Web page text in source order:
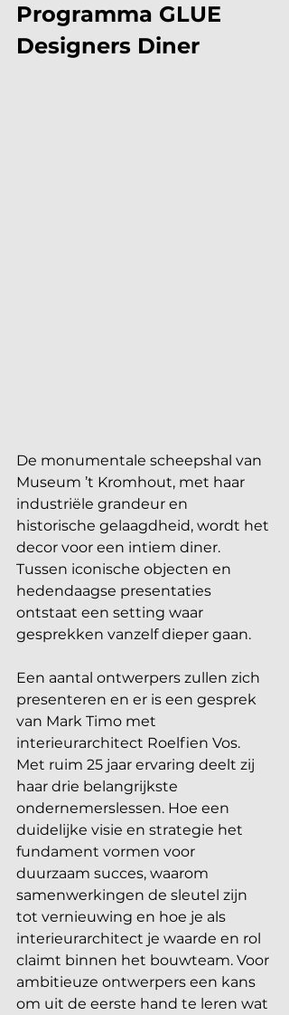
Programma GLUE
Designers Diner
De monumentale scheepshal van
Museum ’t Kromhout, met haar
industriële grandeur en
historische gelaagdheid, wordt het
decor voor een intiem diner.
Tussen iconische objecten en
hedendaagse presentaties
ontstaat een setting waar
gesprekken vanzelf dieper gaan.
Een aantal ontwerpers zullen zich
presenteren en er is een gesprek
van Mark Timo met
interieurarchitect Roelfien Vos.
Met ruim 25 jaar ervaring deelt zij
haar drie belangrijkste
ondernemerslessen. Hoe een
duidelijke visie en strategie het
fundament vormen voor
duurzaam succes, waarom
samenwerkingen de sleutel zijn
tot vernieuwing en hoe je als
interieurarchitect je waarde en rol
claimt binnen het bouwteam. Voor
ambitieuze ontwerpers een kans
om uit de eerste hand te leren wat